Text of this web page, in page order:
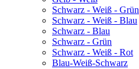
Schwarz - Weiß - Grün
Schwarz - Weiß - Blau
Schwarz - Blau
Schwarz - Grün
Schwarz - Weiß - Rot
Blau-Weiß-Schwarz